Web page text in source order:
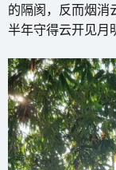
的隔阂，反而烟消
半年守得云开见月